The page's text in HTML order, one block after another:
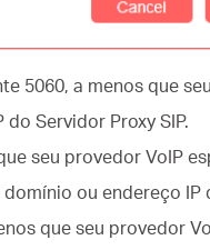
5060, a menos que
Servidor Proxy SIP.
seu provedor VoIP
domínio ou endereço IP
que seu provedor